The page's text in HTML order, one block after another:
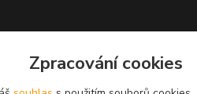
Zpracování cookies